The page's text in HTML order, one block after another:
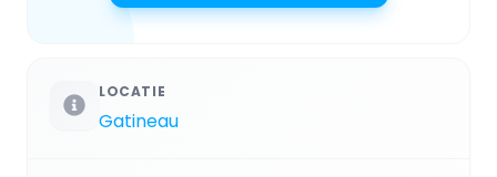
LOCATIE
Gatineau